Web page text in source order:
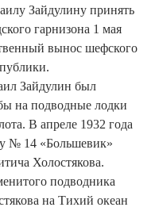
Зайдулину принять
гарнизона 1 мая
вынос шефского
Зайдулин был
на подводные лодки
В апреле 1932 года
№ 14 «Большевик»
Холостякова.
подводника
на Тихий океан